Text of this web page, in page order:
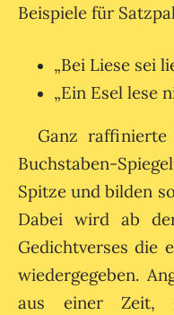
Beispiele für
„Bei Liese sei
„Ein Esel lese
Ganz raffinierte
Buchstaben-
Spitze und bilden
Dabei wird ab
Gedichtverses die
wiedergegeben.
aus einer